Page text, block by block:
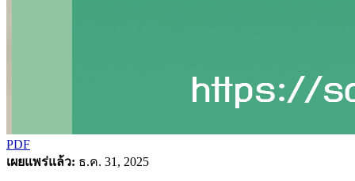
PDF
เผยแพร่แล้ว: ธ.ค. 31, 2025